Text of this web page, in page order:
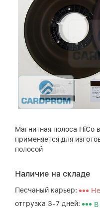
Магнитная полоса HiCo
применяется для
полосой
Наличие на складе
Песчаный карьер:
отгрузка 3-7 дней:
В